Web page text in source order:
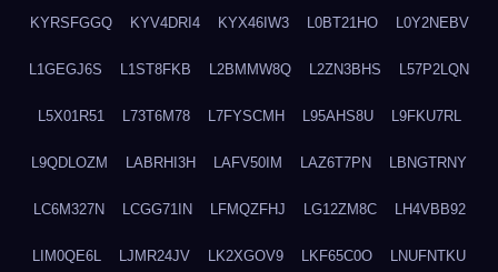
KYRSFGGQ KYV4DRI4 KYX46IW3 L0BT21HO L0Y2NEBV
L1GEGJ6S L1ST8FKB L2BMMW8Q L2ZN3BHS L57P2LQN
L5X01R51 L73T6M78 L7FYSCMH L95AHS8U L9FKU7RL
L9QDLOZM LABRHI3H LAFV50IM LAZ6T7PN LBNGTRNY
LC6M327N LCGG71IN LFMQZFHJ LG12ZM8C LH4VBB92
LIM0QE6L LJMR24JV LK2XGOV9 LKF65C0O LNUFNTKU